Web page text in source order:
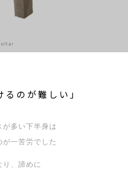
るのが難しい」
多い下半身は
一苦労でした
り、諦めに